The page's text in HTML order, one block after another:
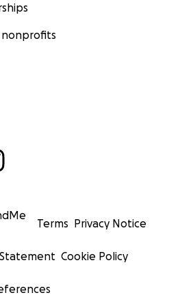
nonprofits
Terms Privacy Notice
Cookie Policy